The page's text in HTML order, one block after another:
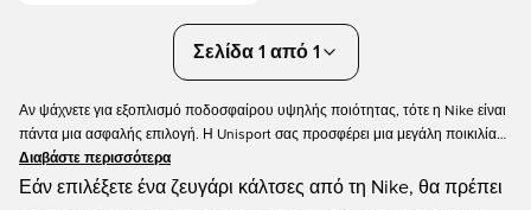
Σελίδα 1 από 1
Αν ψάχνετε για εξοπλισμό ποδοσφαίρου υψηλής ποιότητας, τότε η Nike είναι
πάντα μια ασφαλής επιλογή. Η Unisport σας προσφέρει μια μεγάλη ποικιλία
από κάλτσες ποδοσφαίρου Nike σε όλα τα χρώματα και τα σχέδια, ώστε να
έχετε πάντα τη δυνατότητα να βρείτε το κατάλληλο ζευγάρι για εσάς. Οι
Διαβάστε περισσότερα
Εάν επιλέξετε ένα ζευγάρι κάλτσες από τη Nike, θα πρέπει